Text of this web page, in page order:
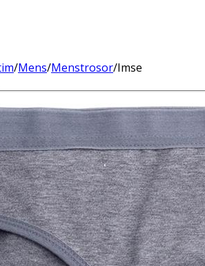
/Mens/Menstrosor/Imse